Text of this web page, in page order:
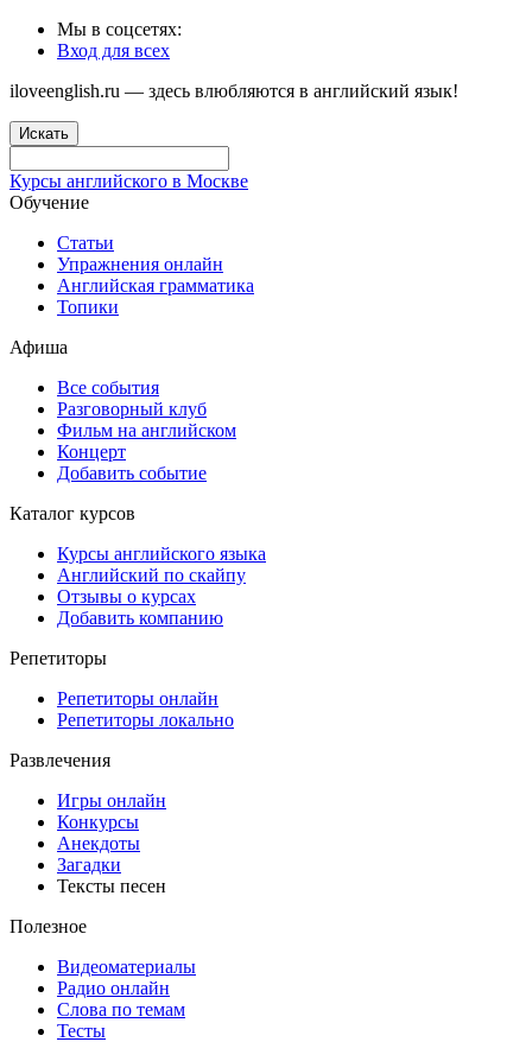
Мы в соцсетях:
Вход для всех
iloveenglish.ru — здесь влюбляются в английский язык!
Искать
Курсы английского в Москве
Обучение
Статьи
Упражнения онлайн
Английская грамматика
Топики
Афиша
Все события
Разговорный клуб
Фильм на английском
Концерт
Добавить событие
Каталог курсов
Курсы английского языка
Английский по скайпу
Отзывы о курсах
Добавить компанию
Репетиторы
Репетиторы онлайн
Репетиторы локально
Развлечения
Игры онлайн
Конкурсы
Анекдоты
Загадки
Тексты песен
Полезное
Видеоматериалы
Радио онлайн
Слова по темам
Тесты